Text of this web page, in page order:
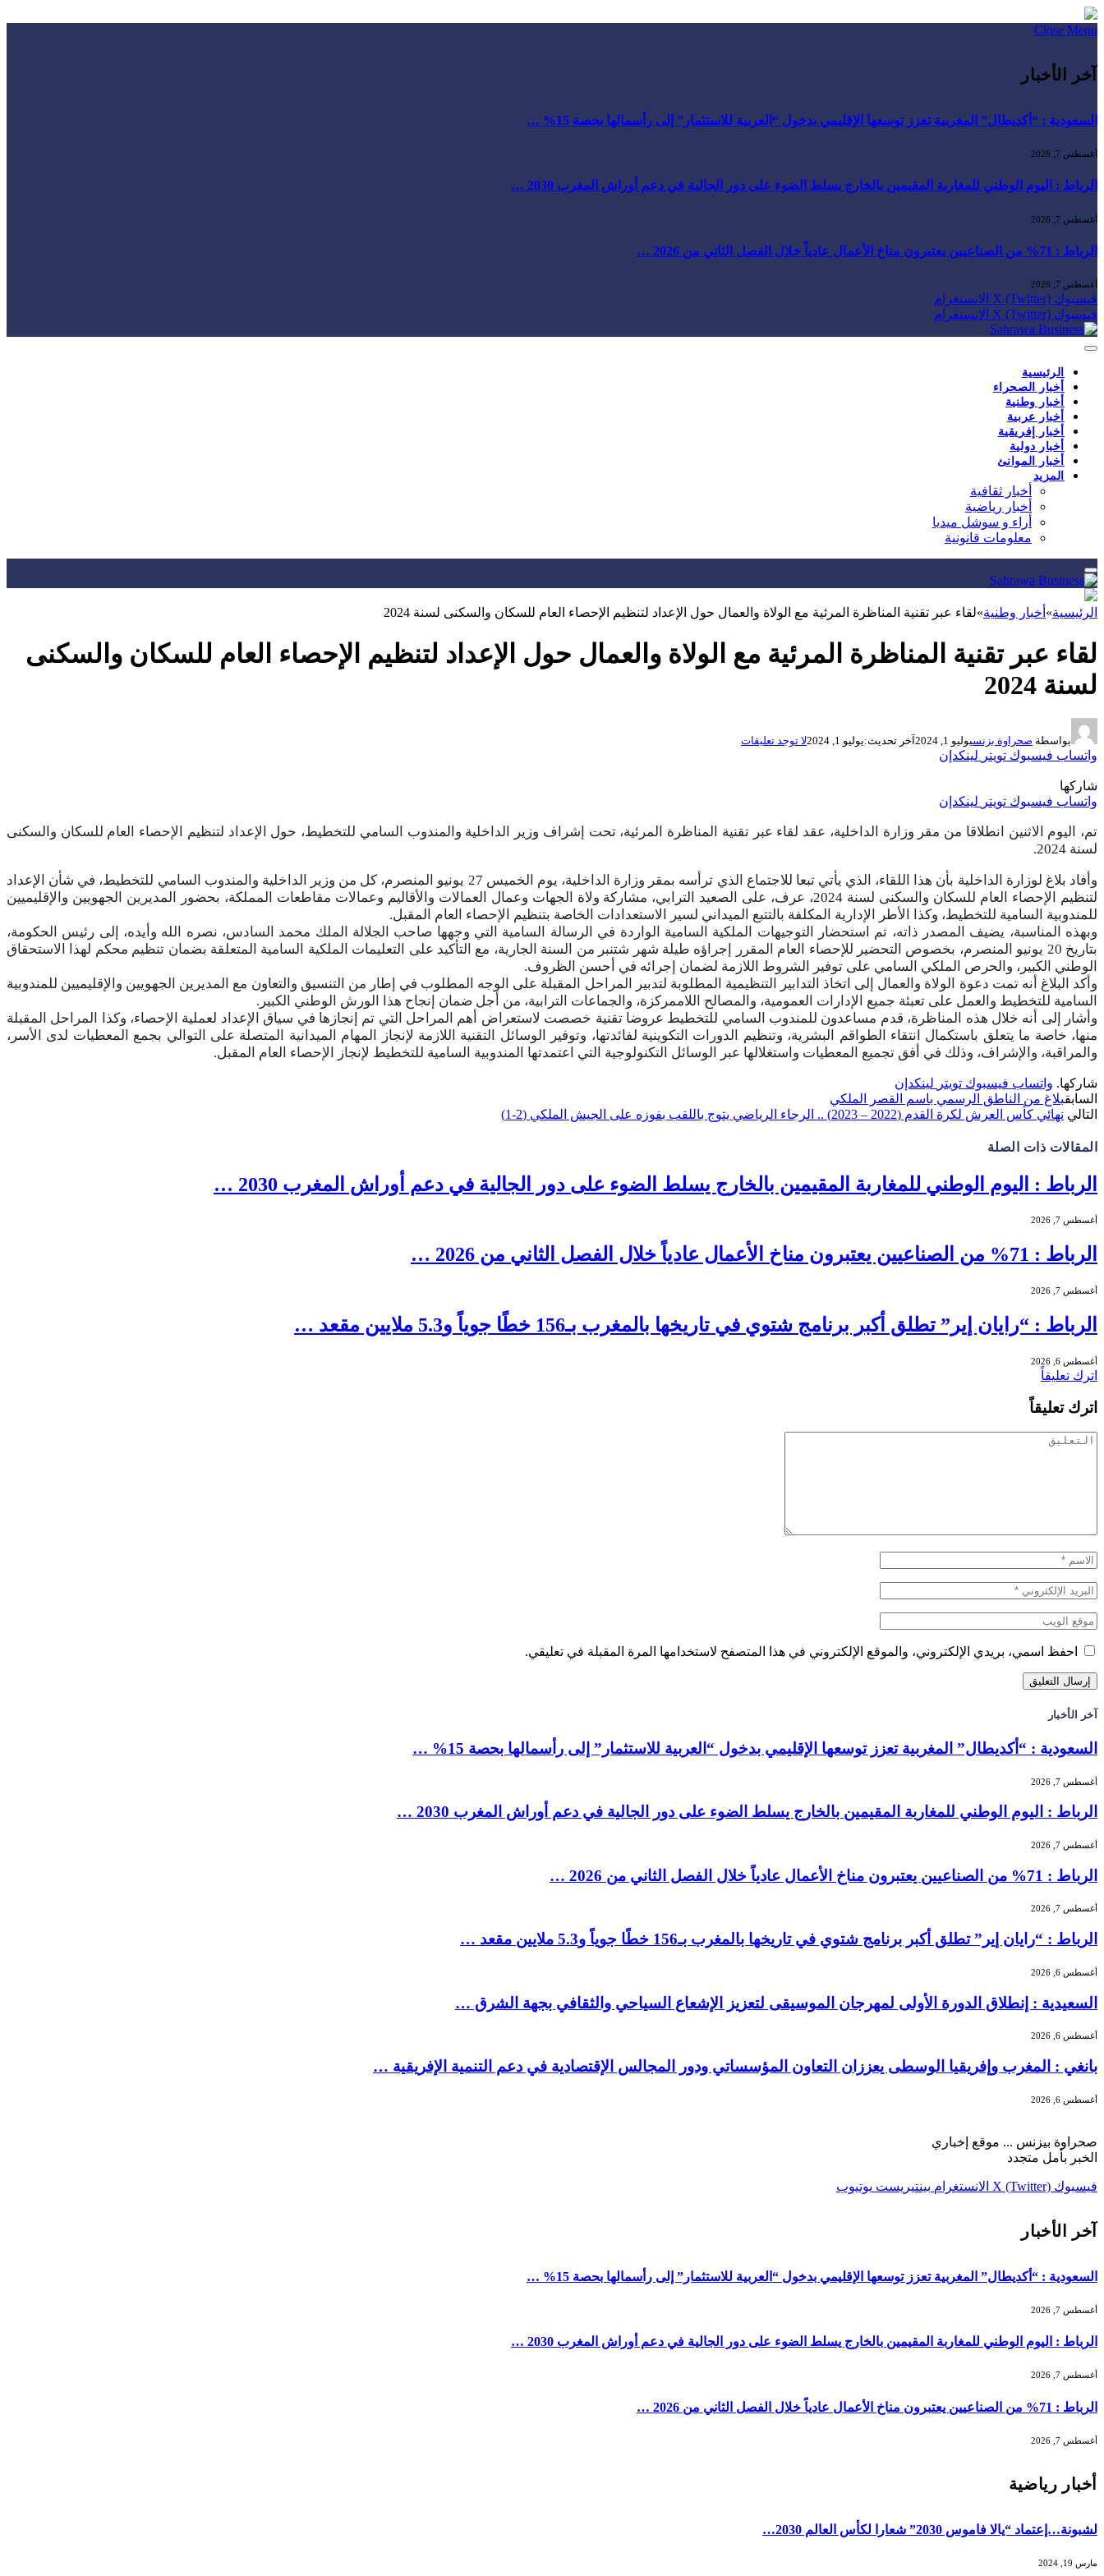
Close Menu
آخر الأخبار
السعودية : “أكديطال” المغربية تعزز توسعها الإقليمي بدخول “العربية للاستثمار” إلى رأسمالها بحصة 15% …
أغسطس 7, 2026
الرباط : اليوم الوطني للمغاربة المقيمين بالخارج يسلط الضوء على دور الجالية في دعم أوراش المغرب 2030 …
أغسطس 7, 2026
الرباط : 71% من الصناعيين يعتبرون مناخ الأعمال عادياً خلال الفصل الثاني من 2026 …
أغسطس 7, 2026
فيسبوك X (Twitter) الانستغرام
فيسبوك X (Twitter) الانستغرام
الرئيسية
أخبار الصحراء
أخبار وطنية
أخبار عربية
أخبار إفريقية
أخبار دولية
أخبار الموانئ
المزيد
أخبار ثقافية
أخبار رياضية
أراء و سوشل ميديا
معلومات قانونية
الرئيسية» أخبار وطنية»لقاء عبر تقنية المناظرة المرئية مع الولاة والعمال حول الإعداد لتنظيم الإحصاء العام للسكان والسكنى لسنة 2024
لقاء عبر تقنية المناظرة المرئية مع الولاة والعمال حول الإعداد لتنظيم الإحصاء العام للسكان والسكنى
لسنة 2024
بواسطة صحراوة بزنسيوليو 1, 2024 آخر تحديث:يوليو 1, 2024 لا توجد تعليقات
واتساب فيسبوك تويتر لينكدإن
شاركها
واتساب فيسبوك تويتر لينكدإن
تم، اليوم الاثنين انطلاقا من مقر وزارة الداخلية، عقد لقاء عبر تقنية المناظرة المرئية، تحت إشراف وزير الداخلية والمندوب السامي للتخطيط، حول الإعداد لتنظيم الإحصاء العام للسكان والسكنى
لسنة 2024.
وأفاد بلاغ لوزارة الداخلية بأن هذا اللقاء، الذي يأتي تبعا للاجتماع الذي ترأسه بمقر وزارة الداخلية، يوم الخميس 27 يونيو المنصرم، كل من وزير الداخلية والمندوب السامي للتخطيط، في شأن الإعداد
لتنظيم الإحصاء العام للسكان والسكنى لسنة 2024، عرف، على الصعيد الترابي، مشاركة ولاة الجهات وعمال العمالات والأقاليم وعمالات مقاطعات المملكة، بحضور المديرين الجهويين والإقليميين
للمندوبية السامية للتخطيط، وكذا الأطر الإدارية المكلفة بالتتبع الميداني لسير الاستعدادات الخاصة بتنظيم الإحصاء العام المقبل.
وبهذه المناسبة، يضيف المصدر ذاته، تم استحضار التوجيهات الملكية السامية الواردة في الرسالة السامية التي وجهها صاحب الجلالة الملك محمد السادس، نصره الله وأيده، إلى رئيس الحكومة،
بتاريخ 20 يونيو المنصرم، بخصوص التحضير للإحصاء العام المقرر إجراؤه طيلة شهر شتنبر من السنة الجارية، مع التأكيد على التعليمات الملكية السامية المتعلقة بضمان تنظيم محكم لهذا الاستحقاق
الوطني الكبير، والحرص الملكي السامي على توفير الشروط اللازمة لضمان إجرائه في أحسن الظروف.
وأكد البلاغ أنه تمت دعوة الولاة والعمال إلى اتخاذ التدابير التنظيمية المطلوبة لتدبير المراحل المقبلة على الوجه المطلوب في إطار من التنسيق والتعاون مع المديرين الجهويين والإقليميين للمندوبية
السامية للتخطيط والعمل على تعبئة جميع الإدارات العمومية، والمصالح اللاممركزة، والجماعات الترابية، من أجل ضمان إنجاح هذا الورش الوطني الكبير.
وأشار إلى أنه خلال هذه المناظرة، قدم مساعدون للمندوب السامي للتخطيط عروضا تقنية خصصت لاستعراض أهم المراحل التي تم إنجازها في سياق الإعداد لعملية الإحصاء، وكذا المراحل المقبلة
منها، خاصة ما يتعلق باستكمال انتقاء الطواقم البشرية، وتنظيم الدورات التكوينية لفائدتها، وتوفير الوسائل التقنية اللازمة لإنجاز المهام الميدانية المتصلة على التوالي بجمع المعطيات لدى الأسر،
والمراقبة، والإشراف، وذلك في أفق تجميع المعطيات واستغلالها عبر الوسائل التكنولوجية التي اعتمدتها المندوبية السامية للتخطيط لإنجاز الإحصاء العام المقبل.
شاركها. واتساب فيسبوك تويتر لينكدإن
السابقبلاغ من الناطق الرسمي باسم القصر الملكي
التالي نهائي كأس العرش لكرة القدم (2022 – 2023) .. الرجاء الرياضي يتوج باللقب بفوزه على الجيش الملكي (2-1)
المقالات ذات الصلة
الرباط : اليوم الوطني للمغاربة المقيمين بالخارج يسلط الضوء على دور الجالية في دعم أوراش المغرب 2030 …
أغسطس 7, 2026
الرباط : 71% من الصناعيين يعتبرون مناخ الأعمال عادياً خلال الفصل الثاني من 2026 …
أغسطس 7, 2026
الرباط : “رايان إير” تطلق أكبر برنامج شتوي في تاريخها بالمغرب بـ156 خطًا جوياً و5.3 ملايين مقعد …
أغسطس 6, 2026
اترك تعليقاً
اترك تعليقاً
احفظ اسمي، بريدي الإلكتروني، والموقع الإلكتروني في هذا المتصفح لاستخدامها المرة المقبلة في تعليقي.
آخر الأخبار
السعودية : “أكديطال” المغربية تعزز توسعها الإقليمي بدخول “العربية للاستثمار” إلى رأسمالها بحصة 15% …
أغسطس 7, 2026
الرباط : اليوم الوطني للمغاربة المقيمين بالخارج يسلط الضوء على دور الجالية في دعم أوراش المغرب 2030 …
أغسطس 7, 2026
الرباط : 71% من الصناعيين يعتبرون مناخ الأعمال عادياً خلال الفصل الثاني من 2026 …
أغسطس 7, 2026
الرباط : “رايان إير” تطلق أكبر برنامج شتوي في تاريخها بالمغرب بـ156 خطًا جوياً و5.3 ملايين مقعد …
أغسطس 6, 2026
السعيدية : إنطلاق الدورة الأولى لمهرجان الموسيقى لتعزيز الإشعاع السياحي والثقافي بجهة الشرق …
أغسطس 6, 2026
بانغي : المغرب وإفريقيا الوسطى يعززان التعاون المؤسساتي ودور المجالس الإقتصادية في دعم التنمية الإفريقية …
أغسطس 6, 2026
صحراوة بيزنس ... موقع إخباري
الخبر بأمل متجدد
فيسبوك X (Twitter) الانستغرام بينتيريست يوتيوب
آخر الأخبار
السعودية : “أكديطال” المغربية تعزز توسعها الإقليمي بدخول “العربية للاستثمار” إلى رأسمالها بحصة 15% …
أغسطس 7, 2026
الرباط : اليوم الوطني للمغاربة المقيمين بالخارج يسلط الضوء على دور الجالية في دعم أوراش المغرب 2030 …
أغسطس 7, 2026
الرباط : 71% من الصناعيين يعتبرون مناخ الأعمال عادياً خلال الفصل الثاني من 2026 …
أغسطس 7, 2026
أخبار رياضية
لشبونة…إعتماد “يالا فاموس 2030” شعارا لكأس العالم 2030…
مارس 19, 2024